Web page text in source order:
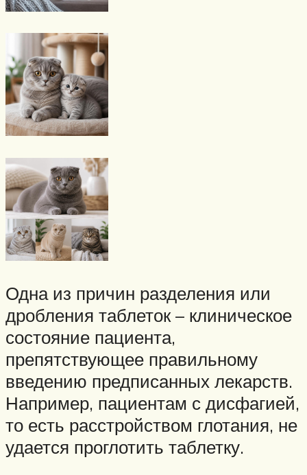
Одна из причин разделения или
дробления таблеток – клиническое
состояние пациента,
препятствующее правильному
введению предписанных лекарств.
Например, пациентам с дисфагией,
то есть расстройством глотания, не
удается проглотить таблетку.